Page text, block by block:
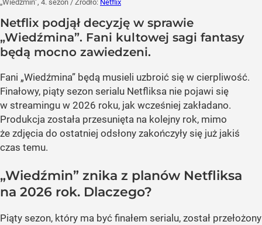
„Wiedźmin”, 4. sezon / Źródło: Netflix
Netflix podjął decyzję w sprawie
„Wiedźmina”. Fani kultowej sagi fantasy
będą mocno zawiedzeni.
Fani „Wiedźmina” będą musieli uzbroić się w cierpliwość.
Finałowy, piąty sezon serialu Netfliksa nie pojawi się
w streamingu w 2026 roku, jak wcześniej zakładano.
Produkcja została przesunięta na kolejny rok, mimo
że zdjęcia do ostatniej odsłony zakończyły się już jakiś
czas temu.
„Wiedźmin” znika z planów Netfliksa
na 2026 rok. Dlaczego?
Piąty sezon, który ma być finałem serialu, został przełożony